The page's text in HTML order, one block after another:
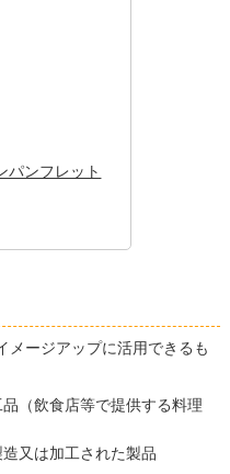
パンフレット
メージアップに活用できるも
（飲食店等で提供する料理
又は加工された製品